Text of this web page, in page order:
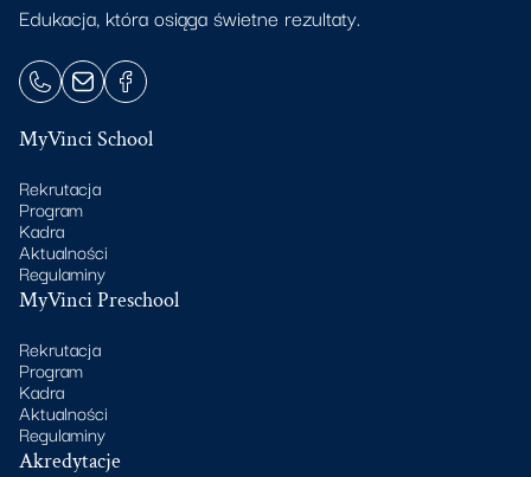
Edukacja, która osiąga świetne rezultaty.
MyVinci School
Rekrutacja
Program
Kadra
Aktualności
Regulaminy
MyVinci Preschool
Rekrutacja
Program
Kadra
Aktualności
Regulaminy
Akredytacje